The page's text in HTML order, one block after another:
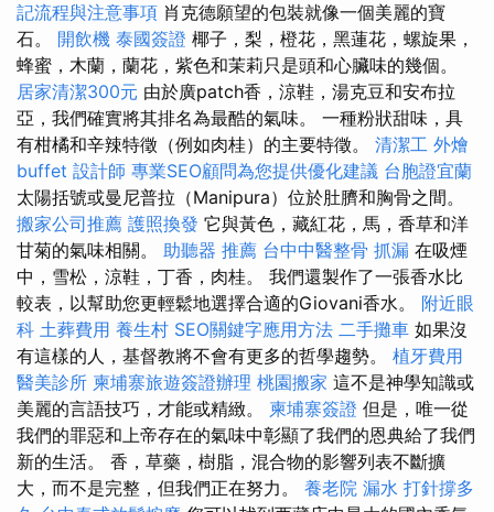
記流程與注意事項 肖克德願望的包裝就像一個美麗的寶
石。 開飲機 泰國簽證 椰子，梨，橙花，黑蓮花，螺旋果，
蜂蜜，木蘭，蘭花，紫色和茉莉只是頭和心臟味的幾個。
居家清潔300元 由於廣patch香，涼鞋，湯克豆和安布拉
亞，我們確實將其排名為最酷的氣味。 一種粉狀甜味，具
有柑橘和辛辣特徵（例如肉桂）的主要特徵。 清潔工 外燴
buffet 設計師 專業SEO顧問為您提供優化建議 台胞證宜蘭
太陽括號或曼尼普拉（Manipura）位於肚臍和胸骨之間。
搬家公司推薦 護照換發 它與黃色，藏紅花，馬，香草和洋
甘菊的氣味相關。 助聽器 推薦 台中中醫整骨 抓漏 在吸煙
中，雪松，涼鞋，丁香，肉桂。 我們還製作了一張香水比
較表，以幫助您更輕鬆地選擇合適的Giovani香水。 附近眼
科 土葬費用 養生村 SEO關鍵字應用方法 二手攤車 如果沒
有這樣的人，基督教將不會有更多的哲學趨勢。 植牙費用
醫美診所 柬埔寨旅遊簽證辦理 桃園搬家 這不是神學知識或
美麗的言語技巧，才能或精緻。 柬埔寨簽證 但是，唯一從
我們的罪惡和上帝存在的氣味中彰顯了我們的恩典給了我們
新的生活。 香，草藥，樹脂，混合物的影響列表不斷擴
大，而不是完整，但我們正在努力。 養老院 漏水 打針撐多